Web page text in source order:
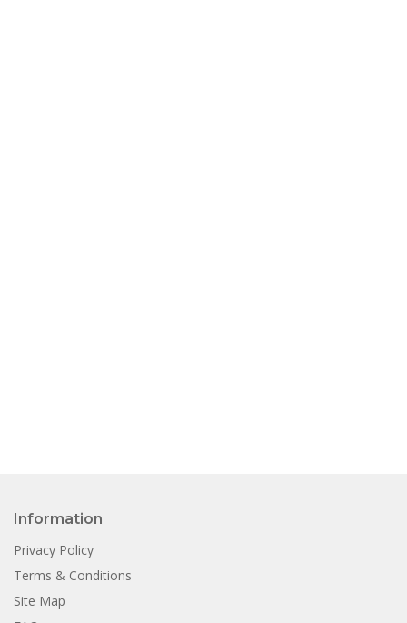
Information
Privacy Policy
Terms & Conditions
Site Map